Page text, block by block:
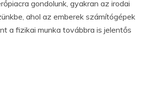
gondolunk, gyakran az irodai
ahol az emberek számítógépek
a fizikai munka továbbra is jelentős